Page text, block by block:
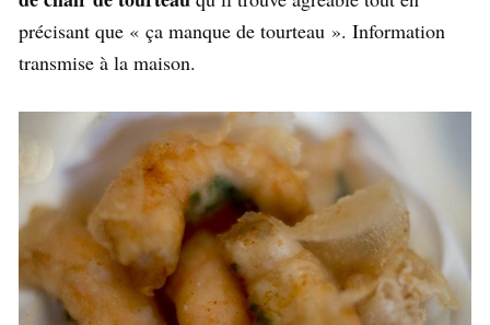
précisant que « ça manque de tourteau ». Information
transmise à la maison.